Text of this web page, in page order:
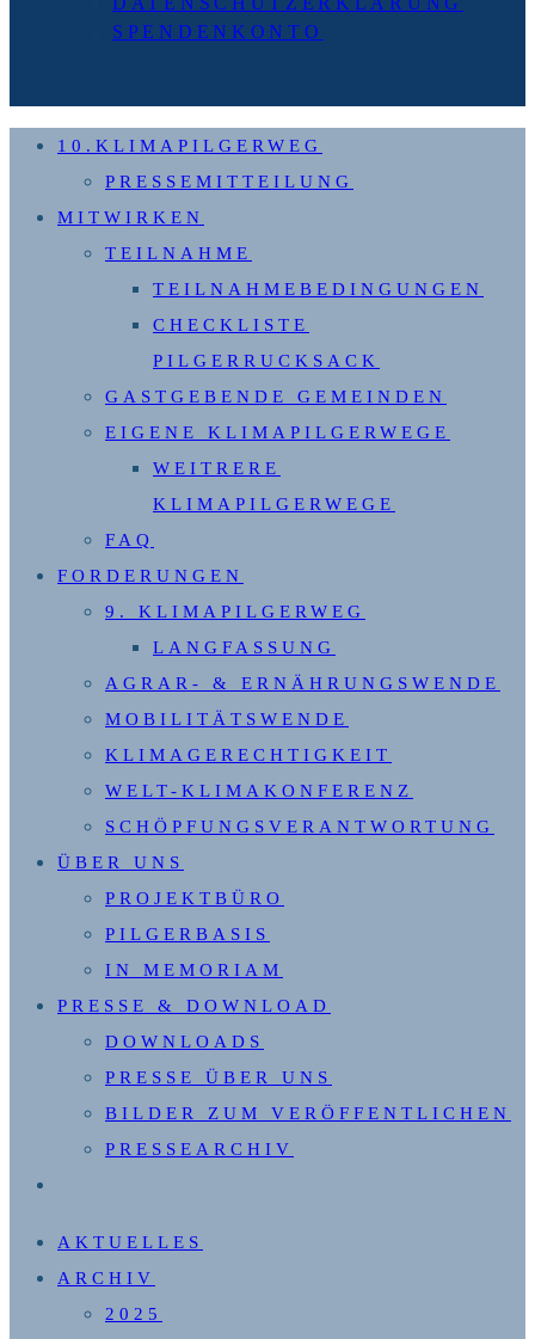
SPENDENKONTO
10.KLIMAPILGERWEG
PRESSEMITTEILUNG
MITWIRKEN
TEILNAHME
TEILNAHMEBEDINGUNGEN
CHECKLISTE
PILGERRUCKSACK
GASTGEBENDE GEMEINDEN
EIGENE KLIMAPILGERWEGE
WEITRERE
KLIMAPILGERWEGE
FAQ
FORDERUNGEN
9. KLIMAPILGERWEG
LANGFASSUNG
AGRAR- & ERNÄHRUNGSWENDE
MOBILITÄTSWENDE
KLIMAGERECHTIGKEIT
WELT-KLIMAKONFERENZ
SCHÖPFUNGSVERANTWORTUNG
ÜBER UNS
PROJEKTBÜRO
PILGERBASIS
IN MEMORIAM
PRESSE & DOWNLOAD
DOWNLOADS
PRESSE ÜBER UNS
BILDER ZUM VERÖFFENTLICHEN
PRESSEARCHIV
UMSCHALTEN
AKTUELLES
ARCHIV
2025